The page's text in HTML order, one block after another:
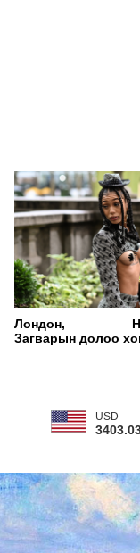
Лондон,
Загварын долоо
USD